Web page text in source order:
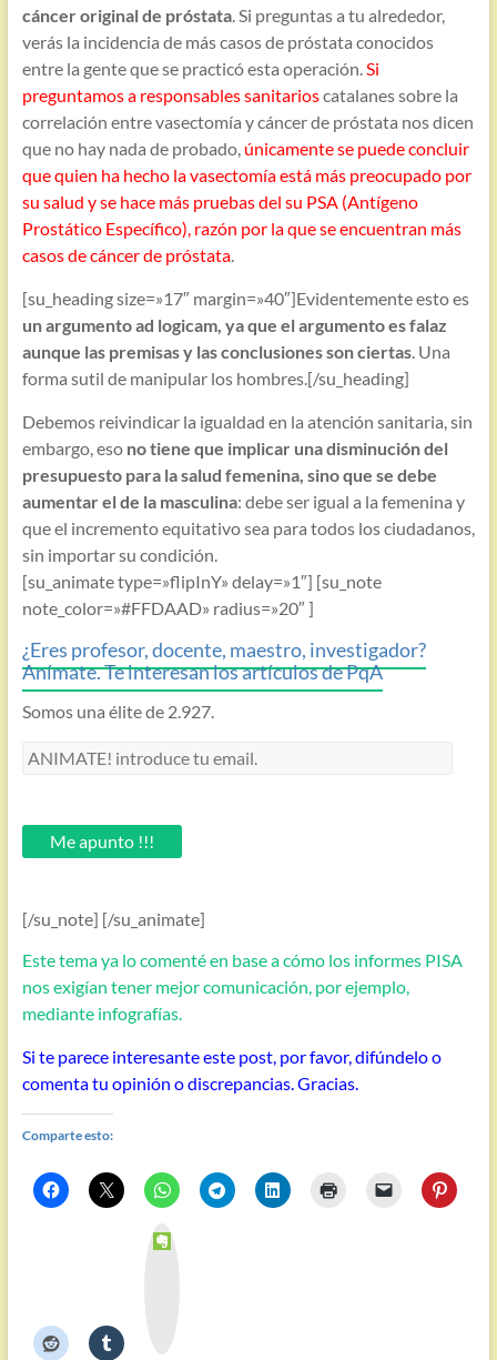
cáncer original de próstata. Si preguntas a tu alrededor,
verás la incidencia de más casos de próstata conocidos
entre la gente que se practicó esta operación.Si
preguntamos a responsables sanitarioscatalanes sobre la
correlación entre vasectomía y cáncer de próstata nos dicen
que no hay nada de probado, únicamente se puede concluir
que quien ha hecho la vasectomía está más preocupado por
su salud y se hace más pruebas del su PSA (Antígeno
Prostático Específico), razón por la que se encuentran más
casos de cáncer de próstata.
[su_heading size=»17″ margin=»40″]Evidentemente esto es
un argumento ad logicam, ya que el argumento es falaz
aunque las premisas y las conclusiones son ciertas. Una
forma sutil de manipular los hombres.[/su_heading]
Debemos reivindicar la igualdad en la atención sanitaria, sin
embargo, eso no tiene que implicar una disminución del
presupuesto para la salud femenina, sino que se debe
aumentar el de la masculina: debe ser igual a la femenina y
que el incremento equitativo sea para todos los ciudadanos,
sin importar su condición.
[su_animate type=»flipInY» delay=»1″] [su_note
note_color=»#FFDAAD» radius=»20″ ]
¿Eres profesor, docente, maestro, investigador?
Anímate. Te interesan los artículos de PqA
Somos una élite de 2.927.
ANIMATE!
email.Me apunto !!!
[/su_note] [/su_animate]
Este tema ya lo comenté en base a cómo los informes PISA
nos exigían tener mejor comunicación, por ejemplo,
mediante infografías.
Si te parece interesante este post, por favor, difúndelo o
comenta tu opinión o discrepancias. Gracias.
Comparte esto:
E
v